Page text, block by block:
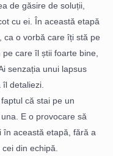
de găsire de soluții,
cu ei. În această etapă
ca o vorbă care îți stă pe
care îl știi foarte bine,
senzația unui lapsus
detaliezi.
că stai pe un
E o provocare să
în această etapă, fără a
din echipă.